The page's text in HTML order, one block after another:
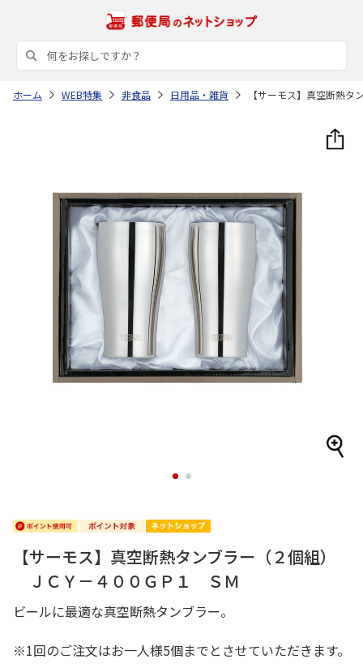
ホーム WEB特集 非食品 日用品・雑貨 【サーモス】真空断熱
1 2
【サーモス】真空断熱タンブラー（２個組）
ＪＣＹ－４００ＧＰ１ ＳＭ
ビールに最適な真空断熱タンブラー。
※1回のご注文はお一人様5個までとさせていただきます。